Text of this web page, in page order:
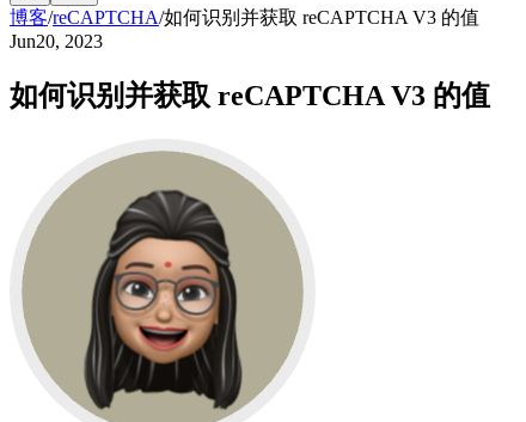
博客/reCAPTCHA/如何识别并获取 reCAPTCHA V3 的值
Jun20, 2023
如何识别并获取 reCAPTCHA V3 的值